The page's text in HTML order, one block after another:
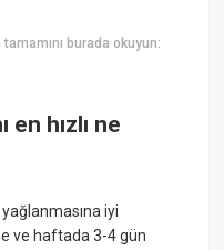
tamamını burada okuyun:
en hızlı ne
iyi
ve haftada 3-4 gün